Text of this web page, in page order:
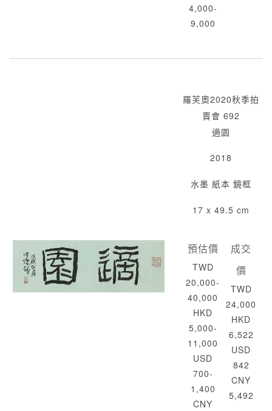
4,000-
9,000
羅芙奧2020秋季拍
賣會 692
適園
2018
水墨 紙本 鏡框
17 x 49.5 cm
預估價
TWD
20,000-
40,000
HKD
5,000-
11,000
USD
700-
1,400
CNY
成交
價
TWD
24,000
HKD
6,522
USD
842
CNY
5,492